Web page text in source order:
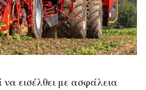
εισέλθει με ασφάλεια